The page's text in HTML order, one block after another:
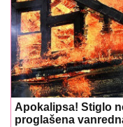
Apokalipsa! Stiglo
proglašena